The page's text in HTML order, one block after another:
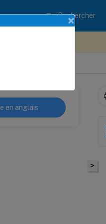
Rechercher
en anglais
>
×